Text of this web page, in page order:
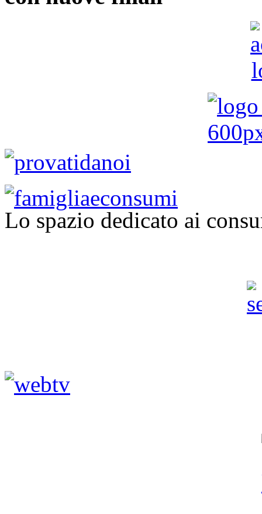
Lo spazio dedicato ai